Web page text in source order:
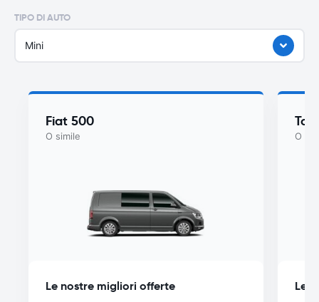
TIPO DI AUTO
Mini
Fiat 500
O simile
Le nostre migliori offerte
O
Le